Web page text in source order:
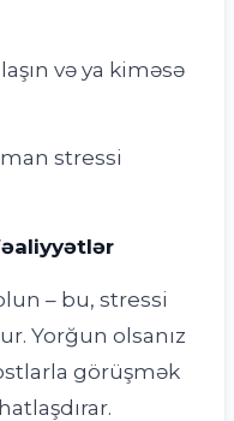
və ya kiməsə
stressi
– bu, stressi
Yorğun olsanız
görüşmək